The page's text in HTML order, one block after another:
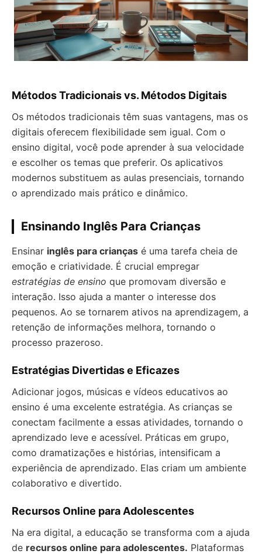
Métodos Tradicionais vs. Métodos Digitais
Os métodos tradicionais têm suas vantagens, mas os
digitais oferecem flexibilidade sem igual. Com o
ensino digital, você pode aprender à sua velocidade
e escolher os temas que preferir. Os aplicativos
modernos substituem as aulas presenciais, tornando
o aprendizado mais prático e dinâmico.
Ensinando Inglês Para Crianças
Ensinar inglês para crianças é uma tarefa cheia de
emoção e criatividade. É crucial empregar
estratégias de ensino que promovam diversão e
interação. Isso ajuda a manter o interesse dos
pequenos. Ao se tornarem ativos na aprendizagem, a
retenção de informações melhora, tornando o
processo prazeroso.
Estratégias Divertidas e Eficazes
Adicionar jogos, músicas e vídeos educativos ao
ensino é uma excelente estratégia. As crianças se
conectam facilmente a essas atividades, tornando o
aprendizado leve e acessível. Práticas em grupo,
como dramatizações e histórias, intensificam a
experiência de aprendizado. Elas criam um ambiente
colaborativo e divertido.
Recursos Online para Adolescentes
Na era digital, a educação se transforma com a ajuda
de recursos online para adolescentes. Plataformas